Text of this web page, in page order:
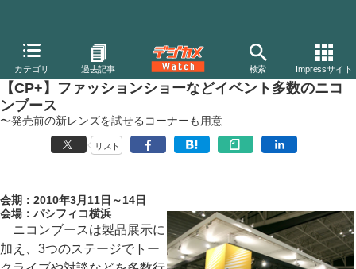
カテゴリ 過去記事 検索 Impressサイト
デジカメ Watch カメラ 一眼レフカメラ ニコン
【CP+】ファッションショーなどイベント多数のニコ
ンブース
〜発売前の新レンズを試せるコーナーも用意
リスト
会期：2010年3月11日～14日
会場：パシフィコ横浜
ニコンブースは製品展示に
加え、3つのステージでトー